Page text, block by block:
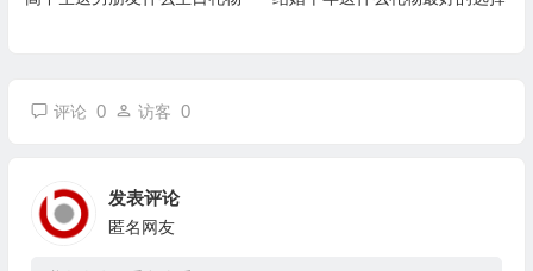
评论 0 访客 0
发表评论
匿名网友